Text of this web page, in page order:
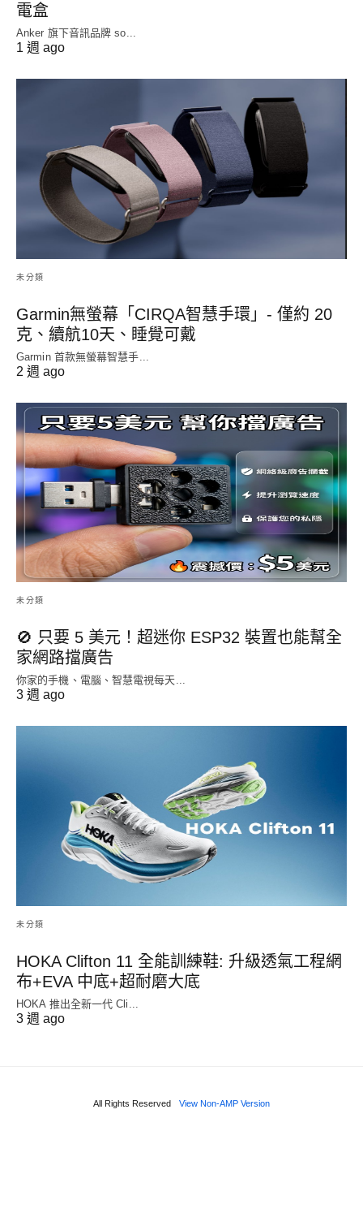
電盒
Anker 旗下音訊品牌 so...
1 週 ago
未分類
Garmin無螢幕「CIRQA智慧手環」- 僅約 20
克、續航10天、睡覺可戴
Garmin 首款無螢幕智慧手...
2 週 ago
未分類
🚫 只要 5 美元！超迷你 ESP32 裝置也能幫全
家網路擋廣告
你家的手機、電腦、智慧電視每天...
3 週 ago
未分類
HOKA Clifton 11 全能訓練鞋: 升級透氣工程網
布+EVA 中底+超耐磨大底
HOKA 推出全新一代 Cli...
3 週 ago
All Rights Reserved View Non-AMP Version